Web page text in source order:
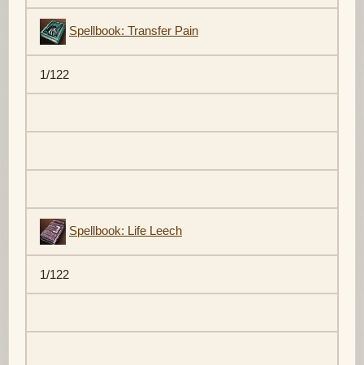
Spellbook: Transfer Pain
1/122
Spellbook: Life Leech
1/122